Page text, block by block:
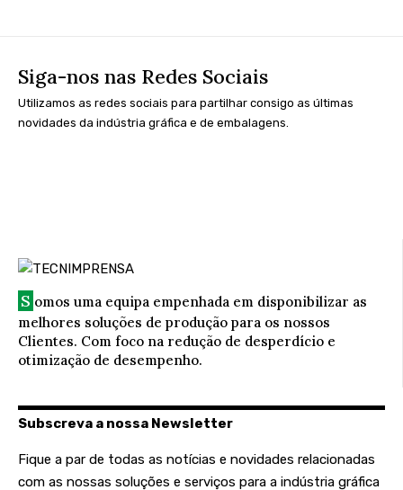
Siga-nos nas Redes Sociais
Utilizamos as redes sociais para partilhar consigo as últimas
novidades da indústria gráfica e de embalagens.
S omos uma equipa empenhada em disponibilizar as
melhores soluções de produção para os nossos
Clientes. Com foco na redução de desperdício e
otimização de desempenho.
Subscreva a nossa Newsletter
Fique a par de todas as notícias e novidades relacionadas
com as nossas soluções e serviços para a indústria gráfica